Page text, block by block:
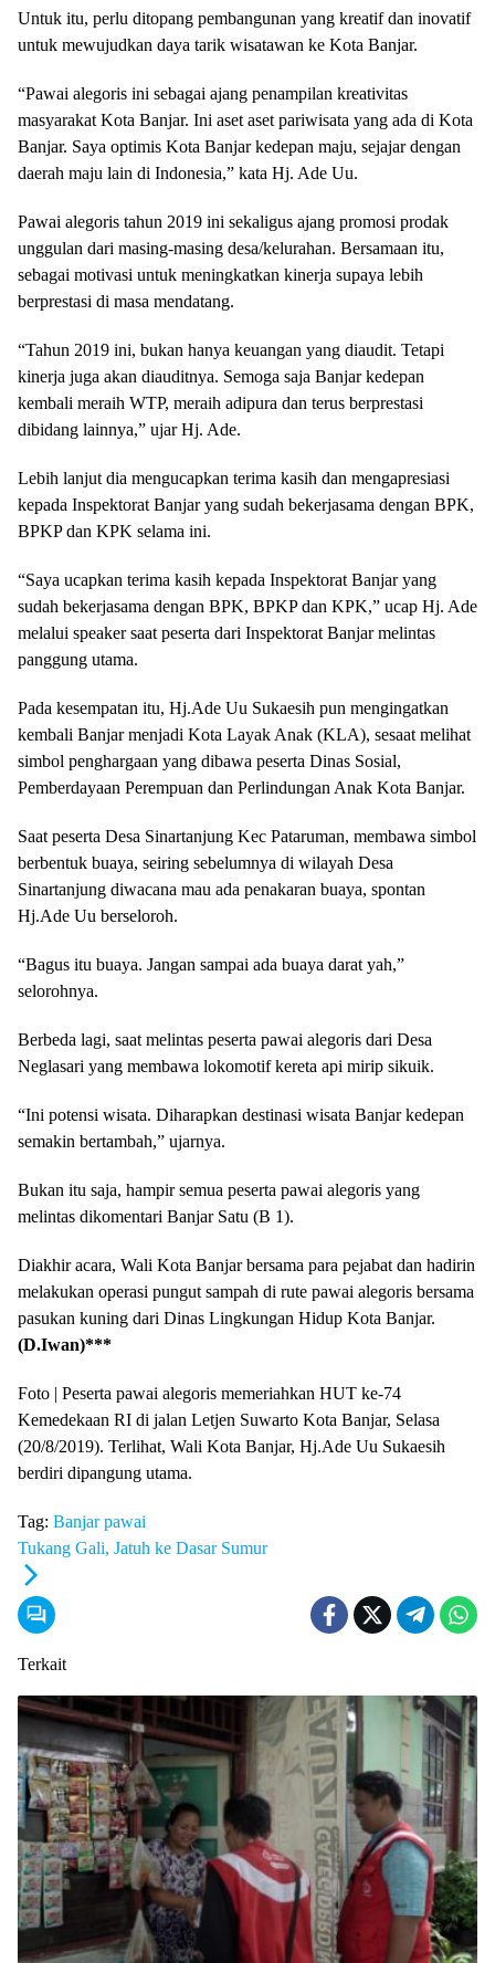
Untuk itu, perlu ditopang pembangunan yang kreatif dan inovatif
untuk mewujudkan daya tarik wisatawan ke Kota Banjar.
“Pawai alegoris ini sebagai ajang penampilan kreativitas
masyarakat Kota Banjar. Ini aset aset pariwisata yang ada di Kota
Banjar. Saya optimis Kota Banjar kedepan maju, sejajar dengan
daerah maju lain di Indonesia,” kata Hj. Ade Uu.
Pawai alegoris tahun 2019 ini sekaligus ajang promosi prodak
unggulan dari masing-masing desa/kelurahan. Bersamaan itu,
sebagai motivasi untuk meningkatkan kinerja supaya lebih
berprestasi di masa mendatang.
“Tahun 2019 ini, bukan hanya keuangan yang diaudit. Tetapi
kinerja juga akan diauditnya. Semoga saja Banjar kedepan
kembali meraih WTP, meraih adipura dan terus berprestasi
dibidang lainnya,” ujar Hj. Ade.
Lebih lanjut dia mengucapkan terima kasih dan mengapresiasi
kepada Inspektorat Banjar yang sudah bekerjasama dengan BPK,
BPKP dan KPK selama ini.
“Saya ucapkan terima kasih kepada Inspektorat Banjar yang
sudah bekerjasama dengan BPK, BPKP dan KPK,” ucap Hj. Ade
melalui speaker saat peserta dari Inspektorat Banjar melintas
panggung utama.
Pada kesempatan itu, Hj.Ade Uu Sukaesih pun mengingatkan
kembali Banjar menjadi Kota Layak Anak (KLA), sesaat melihat
simbol penghargaan yang dibawa peserta Dinas Sosial,
Pemberdayaan Perempuan dan Perlindungan Anak Kota Banjar.
Saat peserta Desa Sinartanjung Kec Pataruman, membawa simbol
berbentuk buaya, seiring sebelumnya di wilayah Desa
Sinartanjung diwacana mau ada penakaran buaya, spontan
Hj.Ade Uu berseloroh.
“Bagus itu buaya. Jangan sampai ada buaya darat yah,”
selorohnya.
Berbeda lagi, saat melintas peserta pawai alegoris dari Desa
Neglasari yang membawa lokomotif kereta api mirip sikuik.
“Ini potensi wisata. Diharapkan destinasi wisata Banjar kedepan
semakin bertambah,” ujarnya.
Bukan itu saja, hampir semua peserta pawai alegoris yang
melintas dikomentari Banjar Satu (B 1).
Diakhir acara, Wali Kota Banjar bersama para pejabat dan hadirin
melakukan operasi pungut sampah di rute pawai alegoris bersama
pasukan kuning dari Dinas Lingkungan Hidup Kota Banjar.
(D.Iwan)***
Foto | Peserta pawai alegoris memeriahkan HUT ke-74
Kemedekaan RI di jalan Letjen Suwarto Kota Banjar, Selasa
(20/8/2019). Terlihat, Wali Kota Banjar, Hj.Ade Uu Sukaesih
berdiri dipangung utama.
Tag: Banjar pawai
Tukang Gali, Jatuh ke Dasar Sumur
Terkait